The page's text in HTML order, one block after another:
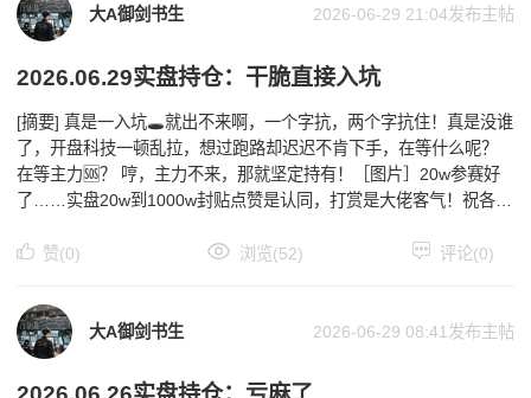
大A御剑书生 2026-06-29 21:04发布主帖
2026.06.29实盘持仓：干脆直接入坑
[摘要] 真是一入坑🕳就出不来啊，一个字抗，两个字抗住！真是没谁
了，开盘科技一顿乱拉，想过跑路却迟迟不肯下手，在等什么呢？
在等主力🆘？ 哼，主力不来，那就坚定持有！［图片］20w参赛好
了……实盘20w到1000w封贴￼点赞是认同，打赏是大佬客气！祝各位
赞(0)
浏览(52) 评论(0)
大A御剑书生 2026-06-29 08:41 发布主帖